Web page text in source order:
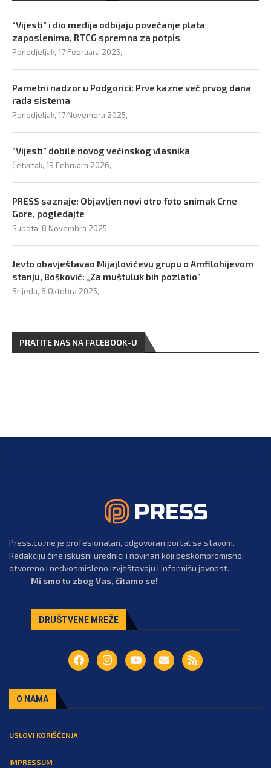
“Vijesti” i dio medija odbijaju povećanje plata
zaposlenima, RTCG spremna za potpis
Ponedjeljak, 17 Februara 2025,
Pametni nadzor u Podgorici: Prve kazne već prvog dana
rada sistema
Ponedjeljak, 17 Novembra 2025,
“Vijesti” dobile novog većinskog vlasnika
Četvrtak, 19 Februara 2026,
PRESS saznaje: Objavljen novi otro foto snimak Crne
Gore, pogledajte
Subota, 8 Novembra 2025,
Jevto obavještavao Mijajlovićevu grupu o Amfilohijevom
stanju, Bošković: „Za muštuluk bih pozlatio“
Srijeda, 8 Oktobra 2025,
PRATITE NAS NA FACEBOOK-U
Press.co.me je profesionalan, odgovoran portal sa stavom.
Redakciju čine iskusni urednici i novinari koji beskompromisno,
otvoreno i nedvosmisleno izvještavaju i informišu javnost.
Mi smo tu zbog Vas, čitamo se!
DRUŠTVENE MREŽE
O NAMA
USLOVI KORIŠĆENJA
IMPRESSUM